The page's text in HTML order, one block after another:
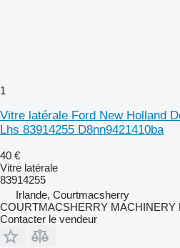
1
Vitre latérale Ford New Holland
Lhs 83914255 D8nn9421410ba
40 €
Vitre latérale
83914255
Irlande, Courtmacsherry
COURTMACSHERRY MACHINERY
Contacter le vendeur